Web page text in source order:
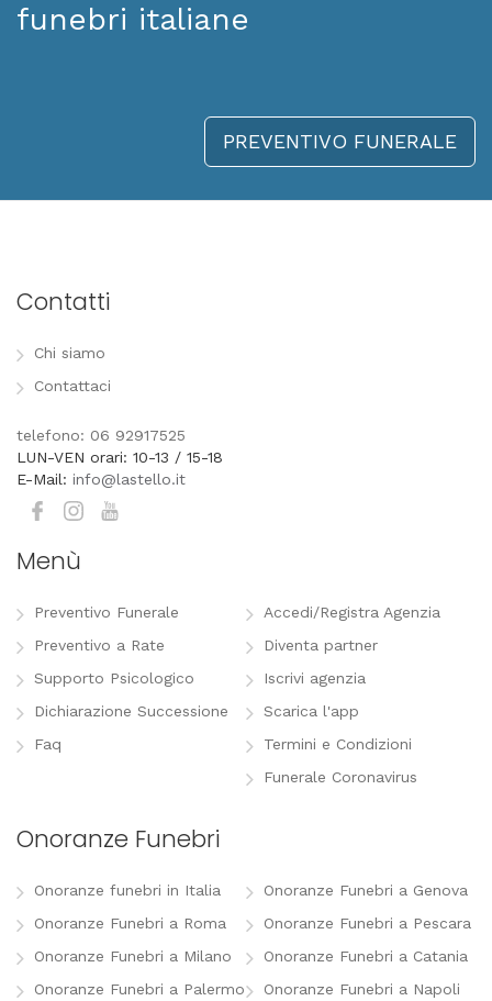
funebri italiane
PREVENTIVO FUNERALE
Contatti
Chi siamo
Contattaci
telefono: 06 92917525
LUN-VEN orari: 10-13 / 15-18
E-Mail: info@lastello.it
Menù
Preventivo Funerale
Preventivo a Rate
Supporto Psicologico
Dichiarazione Successione
Faq
Accedi/Registra Agenzia
Diventa partner
Iscrivi agenzia
Scarica l'app
Termini e Condizioni
Funerale Coronavirus
Onoranze Funebri
Onoranze funebri in Italia
Onoranze Funebri a Roma
Onoranze Funebri a Milano
Onoranze Funebri a Palermo
Onoranze Funebri a Genova
Onoranze Funebri a Pescara
Onoranze Funebri a Catania
Onoranze Funebri a Napoli